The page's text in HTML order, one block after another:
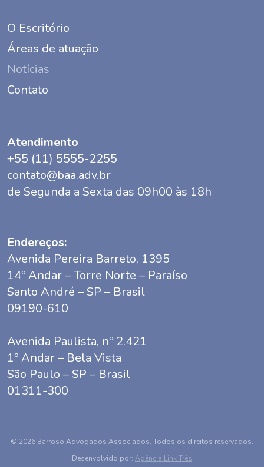
O Escritório
Áreas de atuação
Notícias
Contato
Atendimento
+55 (11) 5555-2255
contato@baa.adv.br
de Segunda a Sexta das 09h00 às 18h
Endereços:
Avenida Pereira Barreto, 1395
14º Andar – Torre Norte – Paraíso
Santo André – SP – Brasil
09190-610
Avenida Paulista, nº 2.421
1º Andar – Bela Vista
São Paulo – SP – Brasil
01311-300
© 2026 Barroso Advogados Associados. Todos os direitos reservados.
Desenvolvido por: Agência Link Três